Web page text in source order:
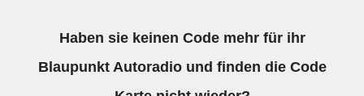
Haben sie keinen Code mehr für ihr
Blaupunkt Autoradio und finden die Code